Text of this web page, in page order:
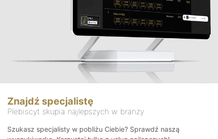
Znajdź specjalistę
Plebiscyt skupia najlepszych w branży
Szukasz specjalisty w pobliżu Ciebie? Sprawdź naszą